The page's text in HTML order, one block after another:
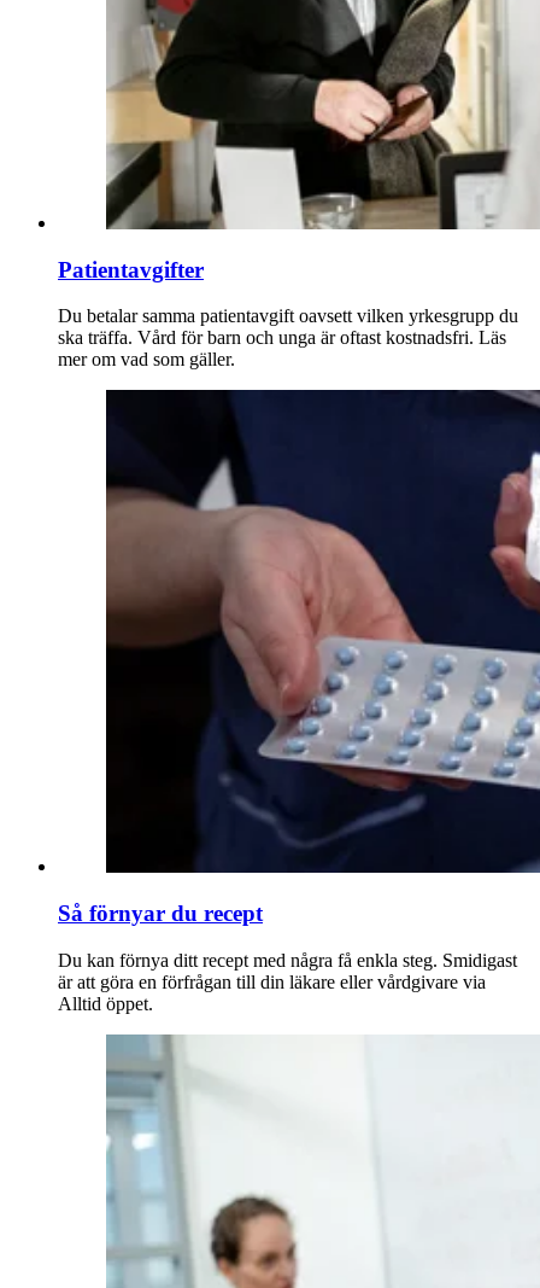
Patientavgifter
Du betalar samma patientavgift oavsett vilken yrkesgrupp du
ska träffa. Vård för barn och unga är oftast kostnadsfri. Läs
mer om vad som gäller.
Så förnyar du recept
Du kan förnya ditt recept med några få enkla steg. Smidigast
är att göra en förfrågan till din läkare eller vårdgivare via
Alltid öppet.